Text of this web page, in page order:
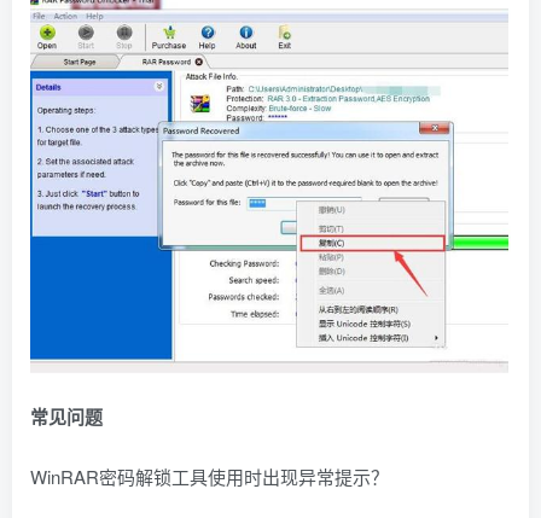
常见问题
WinRAR密码解锁工具使用时出现异常提示？